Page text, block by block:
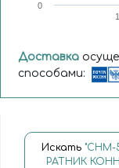
0
Доставка
способами:
Искать "CHM-
РАТНИК